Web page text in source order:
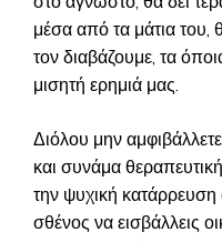
μέσα από τα μάτια του,
τον διαβάζουμε, τα
μισητή ερημιά μας.
Διόλου μην
και συνάμα
την ψυχική κατάρρευση
σθένος να εισβάλλεις